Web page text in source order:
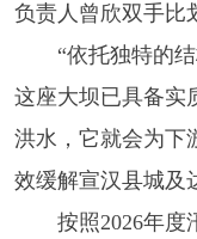
负责人曾欣双手比
“依托独特的
这座大坝已具备实
洪水，它就会为下
效缓解宣汉县城及
按照2026年度